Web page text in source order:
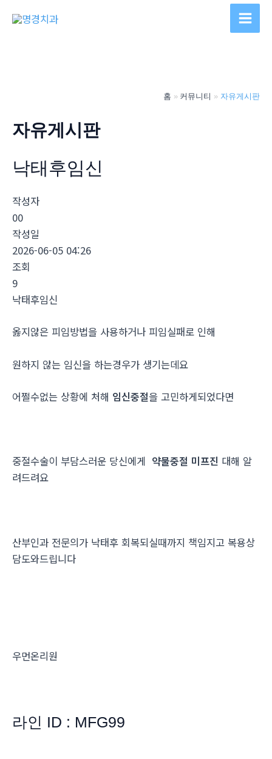
Main
홈 커뮤니티 자유게시판
자유게시판
낙­태후임신
작성자
00
작성일
2026-06-05 04:26
조회
9
낙­태후임신
옳지않은 피임방법을 사용하거나 피임실패로 인해
원하지 않는 임신을 하는경우가 생기는데요
어쩔수없는 상황에 처해 임신중절을 고민하게되었다면
중절수술이 부담스러운 당신에게 약물중절 미프진 대해 알
려드려요
산부인과 전문의가 낙태후 회복되실때까지 책임지고 복용상
담도와드립니다
우먼온리원
라인 ID : MFG99